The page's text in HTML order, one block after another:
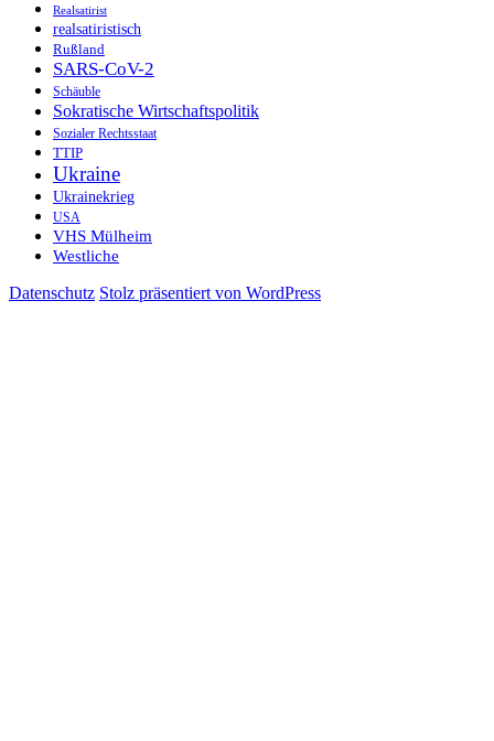
Realsatirist
realsatiristisch
Rußland
SARS-CoV-2
Schäuble
Sokratische Wirtschaftspolitik
Sozialer Rechtsstaat
TTIP
Ukraine
Ukrainekrieg
USA
VHS Mülheim
Westliche
Datenschutz Stolz präsentiert von WordPress